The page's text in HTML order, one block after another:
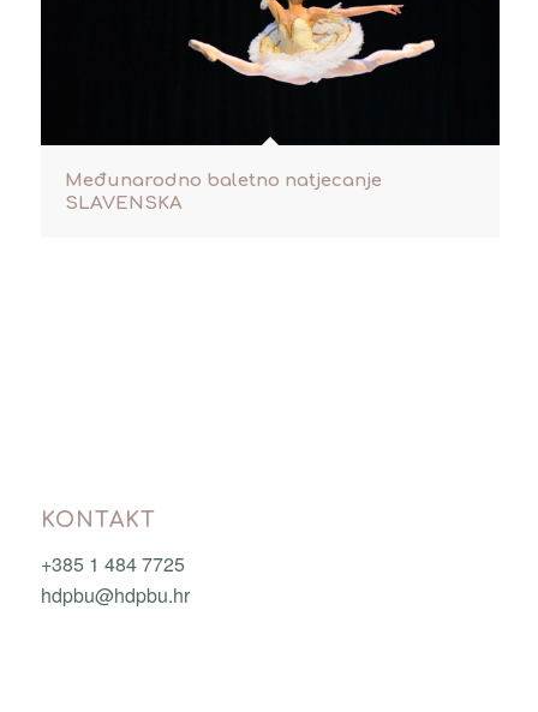
Međunarodno baletno natjecanje
SLAVENSKA
KONTAKT
+385 1 484 7725
hdpbu@hdpbu.hr